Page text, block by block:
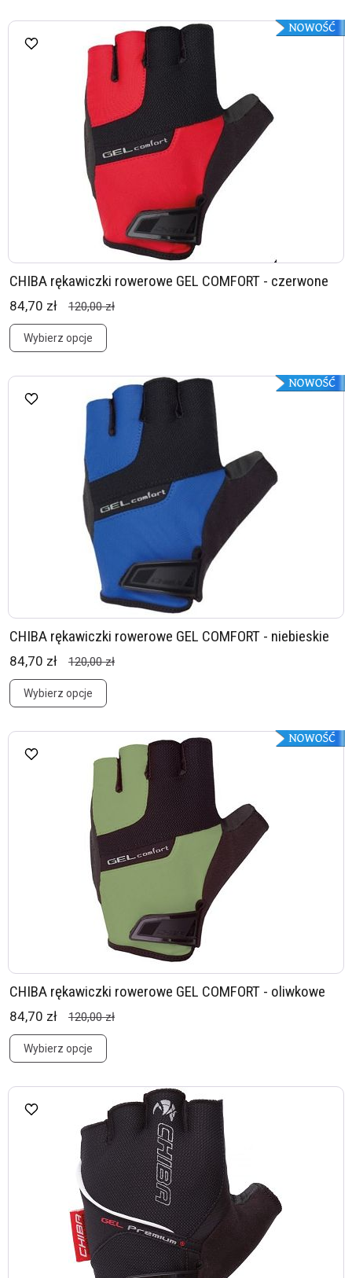
CHIBA rękawiczki rowerowe GEL COMFORT - czerwone
84,70 zł 120,00 zł
Wybierz opcje
CHIBA rękawiczki rowerowe GEL COMFORT - niebieskie
84,70 zł 120,00 zł
Wybierz opcje
CHIBA rękawiczki rowerowe GEL COMFORT - oliwkowe
84,70 zł 120,00 zł
Wybierz opcje